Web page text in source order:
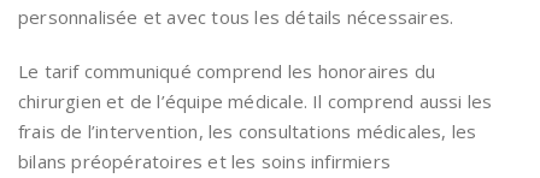
personnalisée et avec tous les détails nécessaires.
Le tarif communiqué comprend les honoraires du
chirurgien et de l’équipe médicale. Il comprend aussi les
frais de l’intervention, les consultations médicales, les
bilans préopératoires et les soins infirmiers